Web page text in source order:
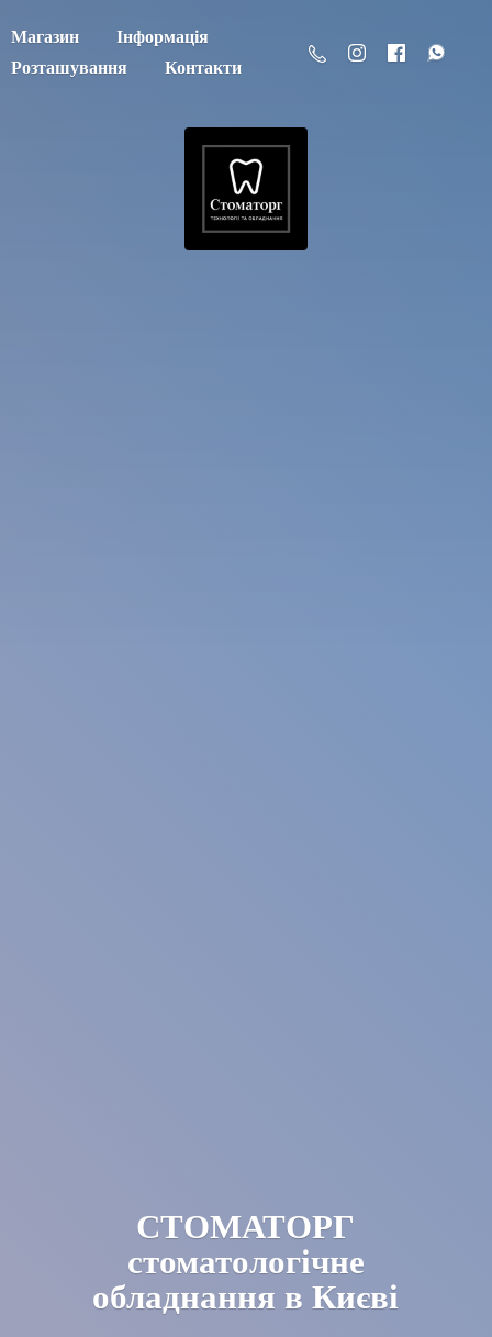
Магазин
Інформація
Розташування
Контакти
СТОМАТОРГ
стоматологічне
обладнання в Києві